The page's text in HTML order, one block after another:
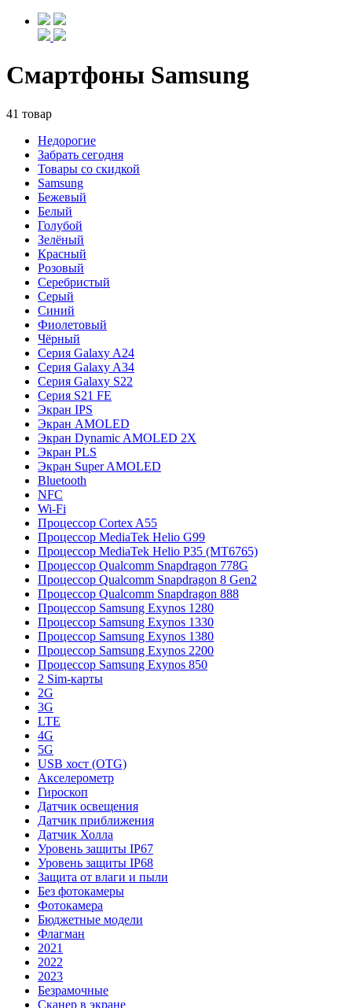
Смартфоны Samsung
41 товар
Недорогие
Забрать сегодня
Товары со скидкой
Samsung
Бежевый
Белый
Голубой
Зелёный
Красный
Розовый
Серебристый
Серый
Синий
Фиолетовый
Чёрный
Серия Galaxy A24
Серия Galaxy A34
Серия Galaxy S22
Серия S21 FE
Экран IPS
Экран AMOLED
Экран Dynamic AMOLED 2X
Экран PLS
Экран Super AMOLED
Bluetooth
NFC
Wi-Fi
Процессор Cortex A55
Процессор MediaTek Helio G99
Процессор MediaTek Helio P35 (MT6765)
Процессор Qualcomm Snapdragon 778G
Процессор Qualcomm Snapdragon 8 Gen2
Процессор Qualcomm Snapdragon 888
Процессор Samsung Exynos 1280
Процессор Samsung Exynos 1330
Процессор Samsung Exynos 1380
Процессор Samsung Exynos 2200
Процессор Samsung Exynos 850
2 Sim-карты
2G
3G
LTE
4G
5G
USB хост (OTG)
Акселерометр
Гироскоп
Датчик освещения
Датчик приближения
Датчик Холла
Уровень защиты IP67
Уровень защиты IP68
Защита от влаги и пыли
Без фотокамеры
Фотокамера
Бюджетные модели
Флагман
2021
2022
2023
Безрамочные
Сканер в экране